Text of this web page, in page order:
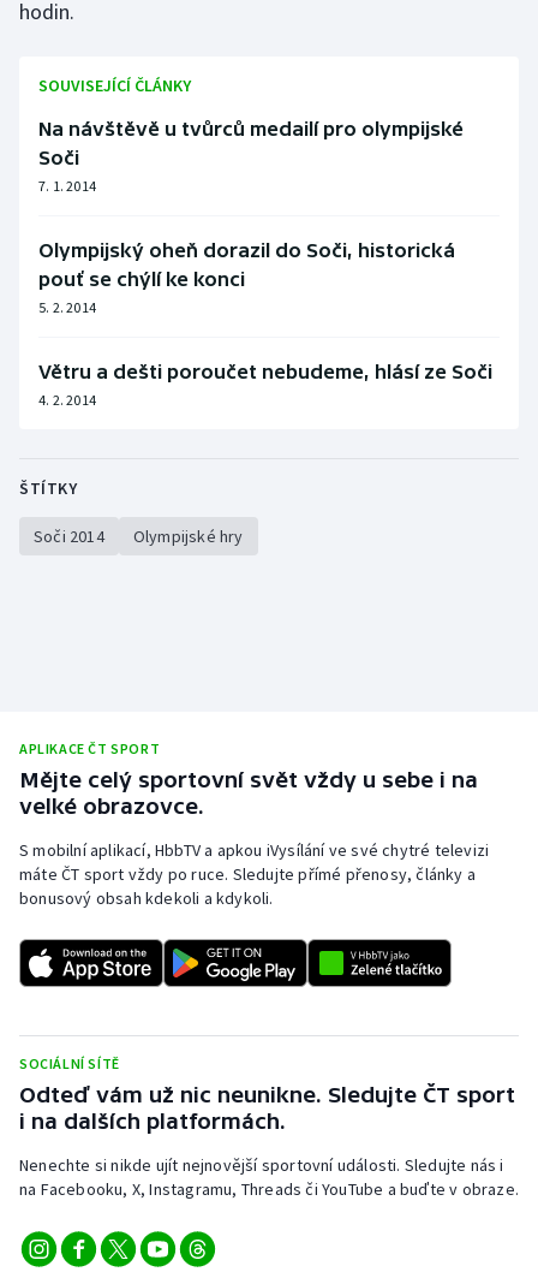
hodin.
SOUVISEJÍCÍ ČLÁNKY
Na návštěvě u tvůrců medailí pro olympijské
Soči
7. 1. 2014
Olympijský oheň dorazil do Soči, historická
pouť se chýlí ke konci
5. 2. 2014
Větru a dešti poroučet nebudeme, hlásí ze Soči
4. 2. 2014
ŠTÍTKY
Soči 2014 Olympijské hry
APLIKACE ČT SPORT
Mějte celý sportovní svět vždy u sebe i na
velké obrazovce.
S mobilní aplikací, HbbTV a apkou iVysílání ve své chytré televizi
máte ČT sport vždy po ruce. Sledujte přímé přenosy, články a
bonusový obsah kdekoli a kdykoli.
SOCIÁLNÍ SÍTĚ
Odteď vám už nic neunikne. Sledujte ČT sport
i na dalších platformách.
Nenechte si nikde ujít nejnovější sportovní události. Sledujte nás i
na Facebooku, X, Instagramu, Threads či YouTube a buďte v obraze.